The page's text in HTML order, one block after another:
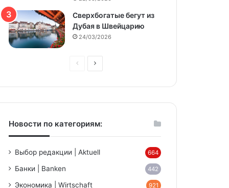
Сверхбогатые бегут из
Дубая в Швейцарию
24/03/2026
Предыдущая
Следующая
Новости по категориям:
Выбор редакции | Aktuell 664
Банки | Banken 442
Экономика | Wirtschaft 921